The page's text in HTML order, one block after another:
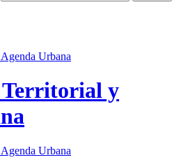
Urbana
y
Urbana